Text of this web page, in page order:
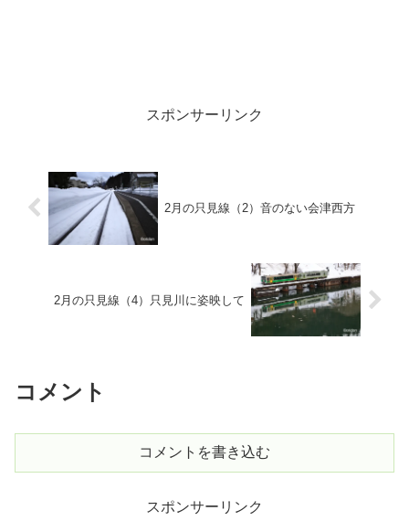
スポンサーリンク
2月の只見線（2）音のない会津西方
2月の只見線（4）只見川に姿映して
コメント
コメントを書き込む
スポンサーリンク